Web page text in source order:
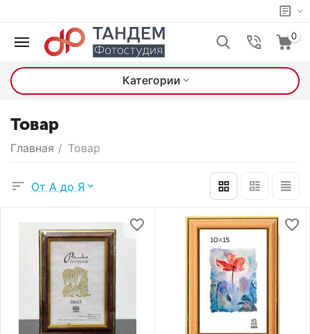
0
Категории
Товар
Главная / Товар
От А до Я